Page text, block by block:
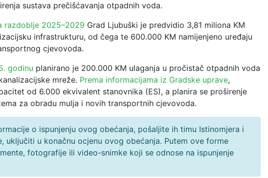
sustava prečišćavanja otpadnih voda.
razdoblje 2025–2029 Grad Ljubuški je predvidio 3,81 miliona KM
infrastrukturu, od čega te 600.000 KM namijenjeno uređaju
cjevovoda.
godinu planirano je 200.000 KM ulaganja u pročistač otpadnih voda
mreže. Prema informacijama iz Gradske uprave,
od 6.000 ekvivalent stanovnika (ES), a planira se proširenje
za obradu mulja i novih transportnih cjevovoda.
o ispunjenju ovog obećanja, pošaljite ih timu Istinomjera i
uključiti u konačnu ocjenu ovog obećanja. Putem ove forme
fotografije ili video-snimke koji se odnose na ispunjenje